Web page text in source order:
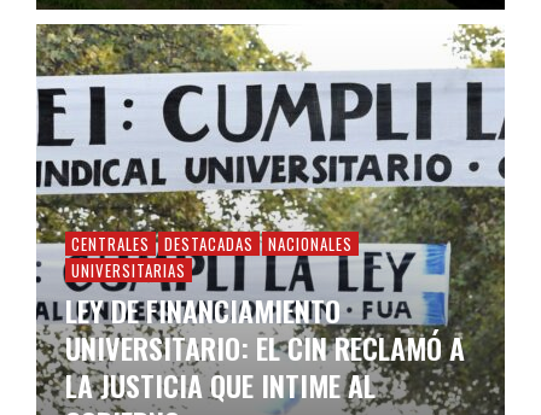
CENTRALES DESTACADAS
NACIONALES
UNIVERSITARIAS
LEY DE FINANCIAMIENTO
UNIVERSITARIO: EL CIN RECLAMÓ A
LA JUSTICIA QUE INTIME AL